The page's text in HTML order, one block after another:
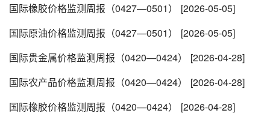
国际橡胶价格监测周报（0427—0501）
[2026-05-05]
国际原油价格监测周报（0427—0501）
[2026-05-05]
国际贵金属价格监测周报（0420—0424）
[2026-04-28]
国际农产品价格监测周报（0420—0424）
[2026-04-28]
国际橡胶价格监测周报（0420—0424）
[2026-04-28]